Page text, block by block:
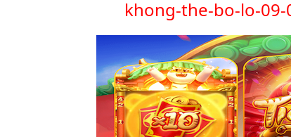
khong-the-bo-lo-09-